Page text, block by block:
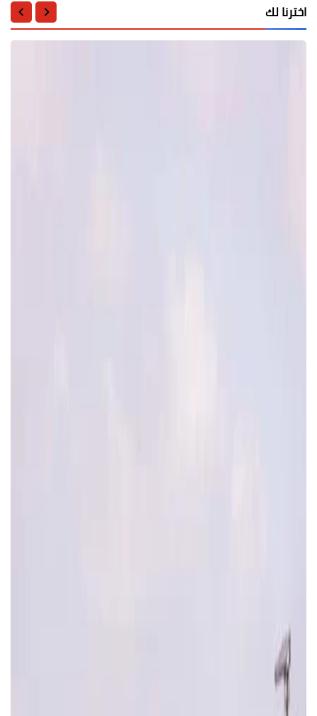
اخترنا لك